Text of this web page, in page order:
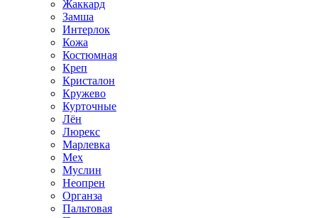
Жаккард
Замша
Интерлок
Кожа
Костюмная
Креп
Кристалон
Кружево
Курточные
Лён
Люрекс
Марлевка
Мех
Муслин
Неопрен
Органза
Пальтовая